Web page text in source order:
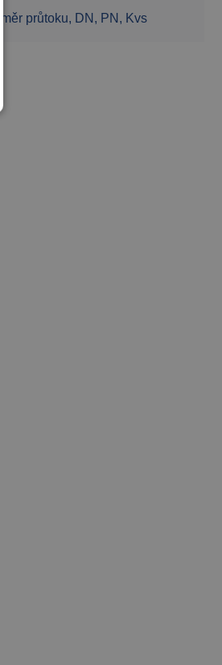
směr průtoku, DN, PN, Kvs